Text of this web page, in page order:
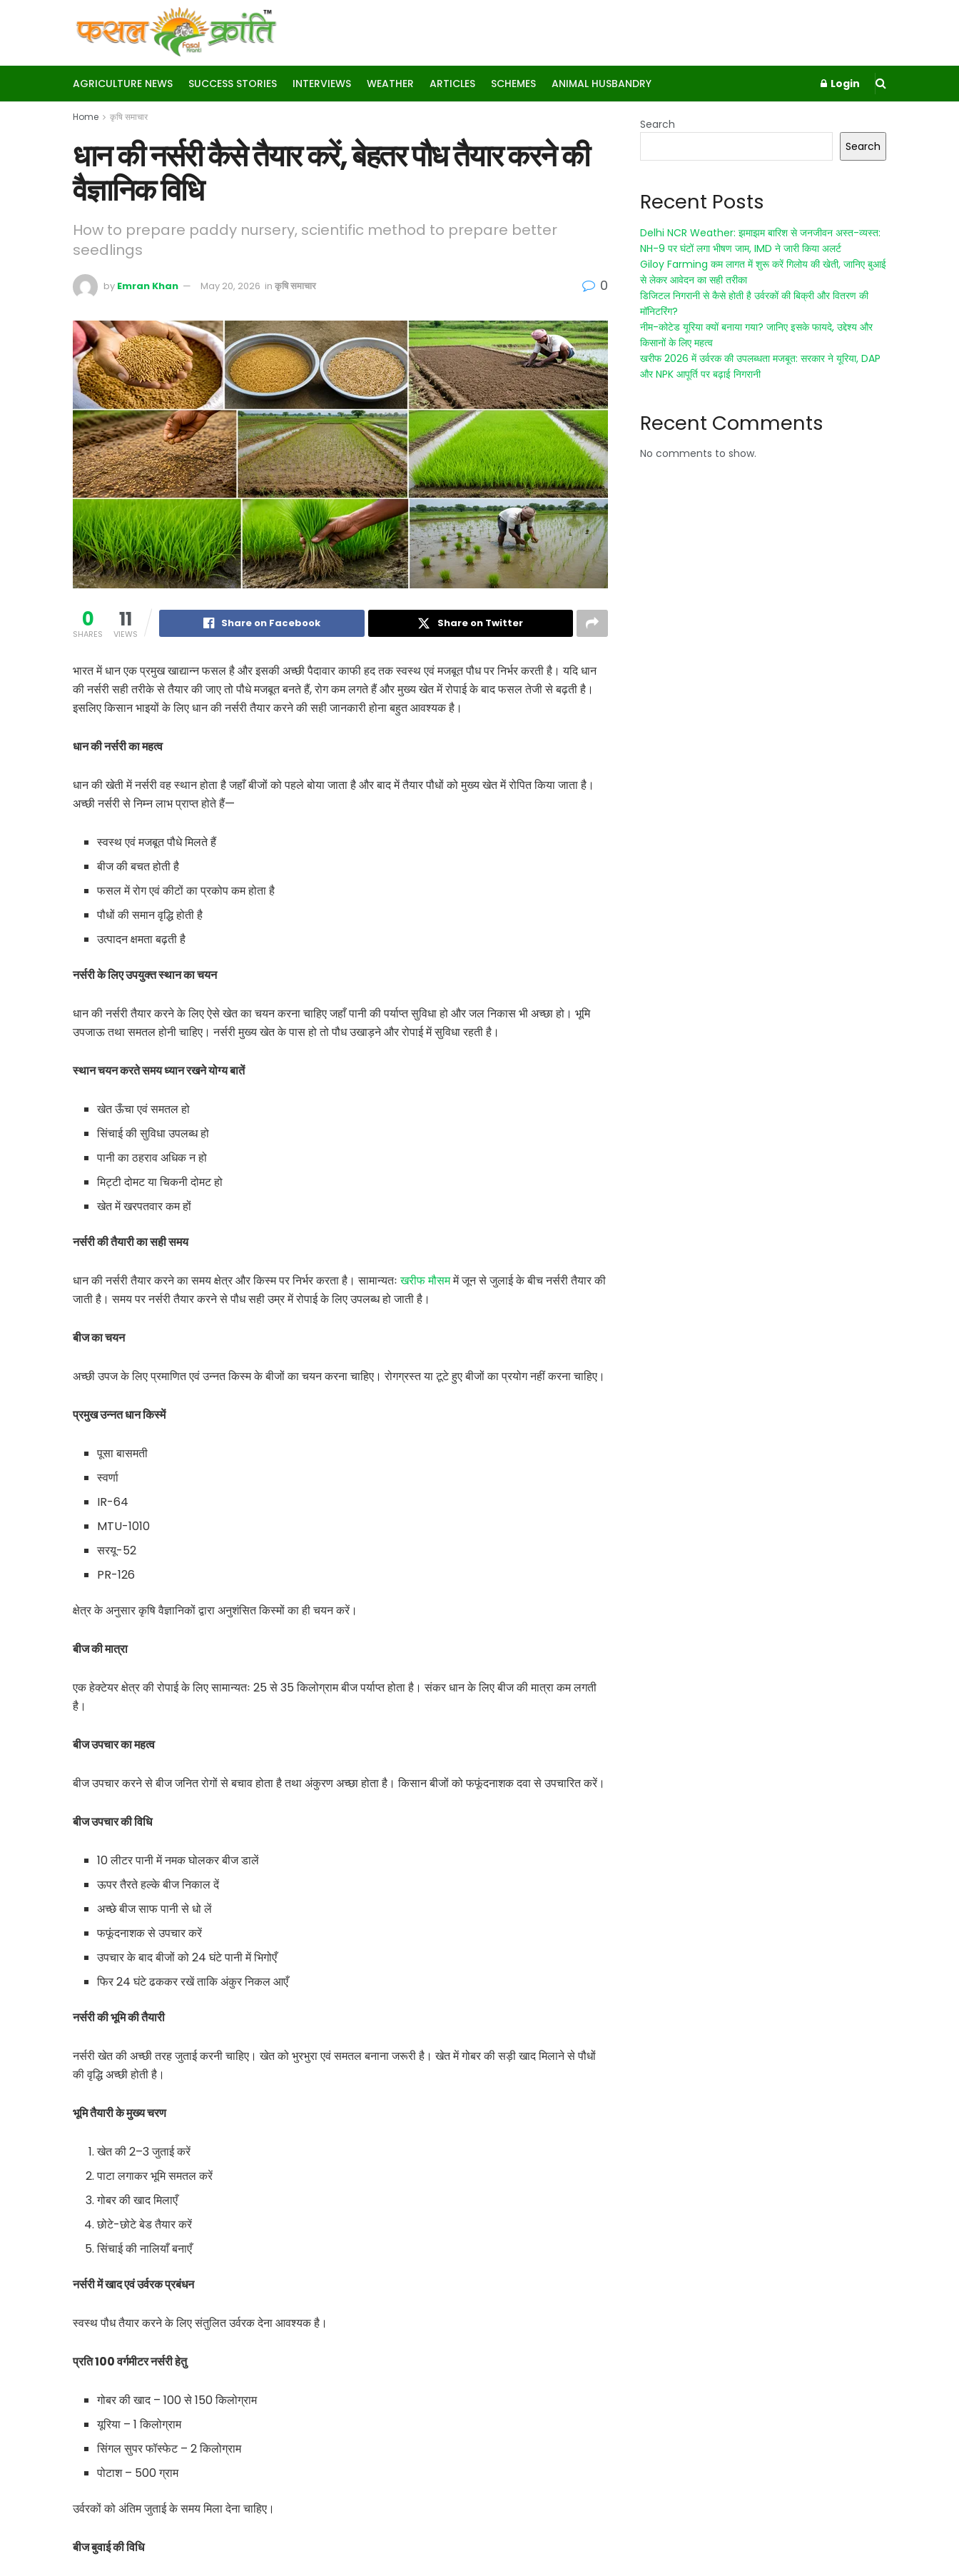
AGRICULTURE NEWS SUCCESS STORIES INTERVIEWS WEATHER ARTICLES SCHEMES ANIMAL HUSBANDRY Login
Home कृषि समाचार
धान की नर्सरी कैसे तैयार करें, बेहतर पौध तैयार करने की
वैज्ञानिक विधि
How to prepare paddy nursery, scientific method to prepare better
seedlings
by Emran Khan May 20, 2026 in कृषि समाचार 0
0
SHARES
11
VIEWS
Share on Facebook Share on Twitter
भारत में धान एक प्रमुख खाद्यान्न फसल है और इसकी अच्छी पैदावार काफी हद तक स्वस्थ एवं मजबूत पौध पर निर्भर करती है। यदि धान
की नर्सरी सही तरीके से तैयार की जाए तो पौधे मजबूत बनते हैं, रोग कम लगते हैं और मुख्य खेत में रोपाई के बाद फसल तेजी से बढ़ती है।
इसलिए किसान भाइयों के लिए धान की नर्सरी तैयार करने की सही जानकारी होना बहुत आवश्यक है।
धान की नर्सरी का महत्व
धान की खेती में नर्सरी वह स्थान होता है जहाँ बीजों को पहले बोया जाता है और बाद में तैयार पौधों को मुख्य खेत में रोपित किया जाता है।
अच्छी नर्सरी से निम्न लाभ प्राप्त होते हैं—
स्वस्थ एवं मजबूत पौधे मिलते हैं
बीज की बचत होती है
फसल में रोग एवं कीटों का प्रकोप कम होता है
पौधों की समान वृद्धि होती है
उत्पादन क्षमता बढ़ती है
नर्सरी के लिए उपयुक्त स्थान का चयन
धान की नर्सरी तैयार करने के लिए ऐसे खेत का चयन करना चाहिए जहाँ पानी की पर्याप्त सुविधा हो और जल निकास भी अच्छा हो। भूमि
उपजाऊ तथा समतल होनी चाहिए। नर्सरी मुख्य खेत के पास हो तो पौध उखाड़ने और रोपाई में सुविधा रहती है।
स्थान चयन करते समय ध्यान रखने योग्य बातें
खेत ऊँचा एवं समतल हो
सिंचाई की सुविधा उपलब्ध हो
पानी का ठहराव अधिक न हो
मिट्टी दोमट या चिकनी दोमट हो
खेत में खरपतवार कम हों
नर्सरी की तैयारी का सही समय
धान की नर्सरी तैयार करने का समय क्षेत्र और किस्म पर निर्भर करता है। सामान्यतःखरीफ मौसममें जून से जुलाई के बीच नर्सरी तैयार की
जाती है। समय पर नर्सरी तैयार करने से पौध सही उम्र में रोपाई के लिए उपलब्ध हो जाती है।
बीज का चयन
अच्छी उपज के लिए प्रमाणित एवं उन्नत किस्म के बीजों का चयन करना चाहिए। रोगग्रस्त या टूटे हुए बीजों का प्रयोग नहीं करना चाहिए।
प्रमुख उन्नत धान किस्में
पूसा बासमती
स्वर्णा
IR-64
MTU-1010
सरयू-52
PR-126
क्षेत्र के अनुसार कृषि वैज्ञानिकों द्वारा अनुशंसित किस्मों का ही चयन करें।
बीज की मात्रा
एक हेक्टेयर क्षेत्र की रोपाई के लिए सामान्यतः 25 से 35 किलोग्राम बीज पर्याप्त होता है। संकर धान के लिए बीज की मात्रा कम लगती
है।
बीज उपचार का महत्व
बीज उपचार करने से बीज जनित रोगों से बचाव होता है तथा अंकुरण अच्छा होता है। किसान बीजों को फफूंदनाशक दवा से उपचारित करें।
बीज उपचार की विधि
10 लीटर पानी में नमक घोलकर बीज डालें
ऊपर तैरते हल्के बीज निकाल दें
अच्छे बीज साफ पानी से धो लें
फफूंदनाशक से उपचार करें
उपचार के बाद बीजों को 24 घंटे पानी में भिगोएँ
फिर 24 घंटे ढककर रखें ताकि अंकुर निकल आएँ
नर्सरी की भूमि की तैयारी
नर्सरी खेत की अच्छी तरह जुताई करनी चाहिए। खेत को भुरभुरा एवं समतल बनाना जरूरी है। खेत में गोबर की सड़ी खाद मिलाने से पौधों
की वृद्धि अच्छी होती है।
भूमि तैयारी के मुख्य चरण
खेत की 2–3 जुताई करें
पाटा लगाकर भूमि समतल करें
गोबर की खाद मिलाएँ
छोटे-छोटे बेड तैयार करें
सिंचाई की नालियाँ बनाएँ
नर्सरी में खाद एवं उर्वरक प्रबंधन
स्वस्थ पौध तैयार करने के लिए संतुलित उर्वरक देना आवश्यक है।
प्रति100वर्गमीटर नर्सरी हेतु
गोबर की खाद – 100 से 150 किलोग्राम
यूरिया – 1 किलोग्राम
सिंगल सुपर फॉस्फेट – 2 किलोग्राम
पोटाश – 500 ग्राम
उर्वरकों को अंतिम जुताई के समय मिला देना चाहिए।
बीज बुवाई की विधि
Search
Search
Recent Posts
Delhi NCR Weather: झमाझम बारिश से जनजीवन अस्त-व्यस्त:
NH-9 पर घंटों लगा भीषण जाम, IMD ने जारी किया अलर्ट
Giloy Farming कम लागत में शुरू करें गिलोय की खेती, जानिए बुआई
से लेकर आवेदन का सही तरीका
डिजिटल निगरानी से कैसे होती है उर्वरकों की बिक्री और वितरण की
मॉनिटरिंग?
नीम-कोटेड यूरिया क्यों बनाया गया? जानिए इसके फायदे, उद्देश्य और
किसानों के लिए महत्व
खरीफ 2026 में उर्वरक की उपलब्धता मजबूत: सरकार ने यूरिया, DAP
और NPK आपूर्ति पर बढ़ाई निगरानी
Recent Comments
No comments to show.